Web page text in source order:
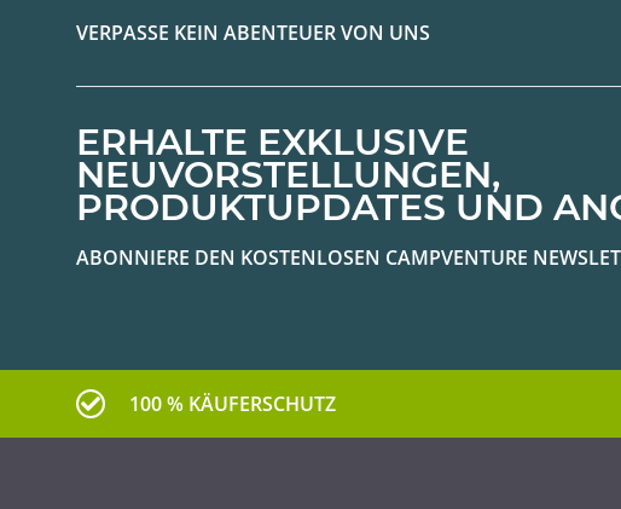
VERPASSE KEIN ABENTEUER VON UNS
ERHALTE EXKLUSIVE
NEUVORSTELLUNGEN,
PRODUKTUPDATES UND
ABONNIERE DEN KOSTENLOSEN CAMPVENTURE
100 % KÄUFERSCHUTZ